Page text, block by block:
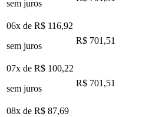
sem juros
06x de R$ 116,92
sem juros
R$ 701,51
07x de R$ 100,22
sem juros
R$ 701,51
08x de R$ 87,69